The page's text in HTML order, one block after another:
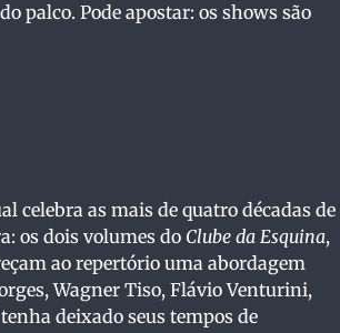
palco. Pode apostar: os shows são
celebra as mais de quatro décadas de
os dois volumes do Clube da Esquina,
ao repertório uma abordagem
Wagner Tiso, Flávio Venturini,
deixado seus tempos de